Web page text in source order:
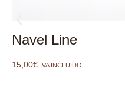
Navel Line
15,00€ IVA INCLUIDO